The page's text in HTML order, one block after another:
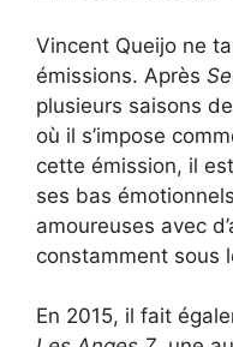
Vincent Queijo ne
émissions. Après
plusieurs saisons de
où il s’impose
cette émission, il
ses bas
amoureuses avec
constamment sous
En 2015, il fait